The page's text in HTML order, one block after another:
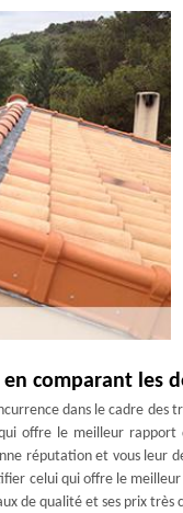
comparant les
dans le cadre
offre le meilleur rapport
réputation et vous leur
celui qui offre le
de qualité et ses prix très